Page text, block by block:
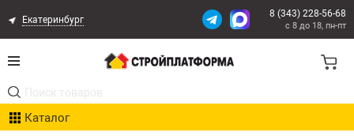
Екатеринбург
8 (343) 228-56-68
с 8 до 18, пн-пт
Каталог
Акции
Расчет доставки